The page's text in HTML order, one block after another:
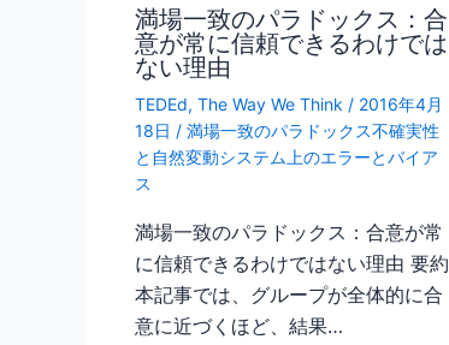
満場一致のパラドックス：合
意が常に信頼できるわけでは
ない理由
TEDEd, The Way We Think / 2016年4月
18日 / 満場一致のパラドックス不確実性
と自然変動システム上のエラーとバイア
ス
満場一致のパラドックス：合意が常
に信頼できるわけではない理由 要約
本記事では、グループが全体的に合
意に近づくほど、結果…